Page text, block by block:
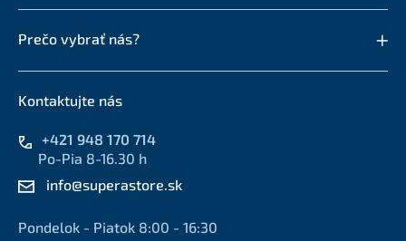
Prečo vybrať nás?
Kontaktujte nás
+421 948 170 714
Po-Pia 8-16.30 h
info@superastore.sk
Pondelok - Piatok 8:00 - 16:30